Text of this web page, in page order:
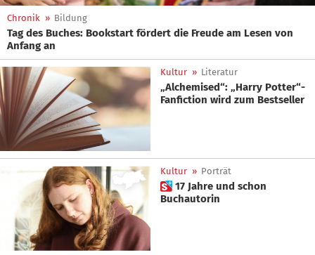
Chronik » Bildung
Tag des Buches: Bookstart fördert die Freude am Lesen von
Anfang an
Kultur » Literatur
„Alchemised“: „Harry Potter“-
Fanfiction wird zum Bestseller
Kultur » Porträt
 17 Jahre und schon
Buchautorin